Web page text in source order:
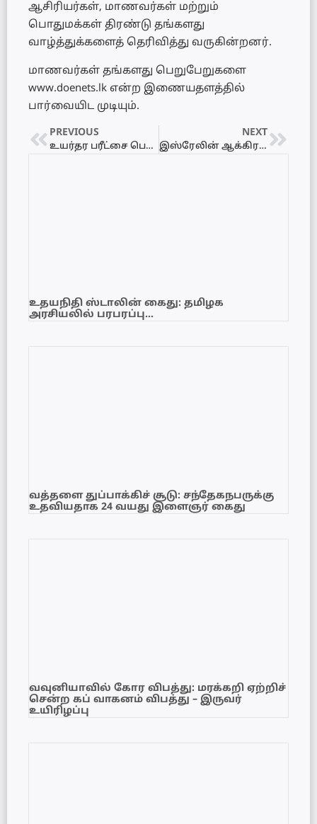
ஆசிரியர்கள், மாணவர்கள் மற்றும்
பொதுமக்கள் திரண்டு தங்களது
வாழ்த்துக்களைத் தெரிவித்து வருகின்றனர்.
மாணவர்கள் தங்களது பெறுபேறுகளை
www.doenets.lk என்ற இணையதளத்தில்
பார்வையிட முடியும்.
PREVIOUS
உயர்தர பரீட்சை பெறுபேறுகள் வெளியாகியுள்ளன – கல்வித் திணைக்களம்
NEXT
இஸ்ரேலின் ஆக்கிரமிப்பு முற்றிலும் சட்டவிரோதமானது! – கனடியப் பிரதமர் மார்க் கார்னி கடும் கண்டனம்!
உதயநிதி ஸ்டாலின் கைது: தமிழக
அரசியலில் பரபரப்பு…
வத்தளை துப்பாக்கிச் சூடு: சந்தேகநபருக்கு
உதவியதாக 24 வயது இளைஞர் கைது
வவுனியாவில் கோர விபத்து: மரக்கறி ஏற்றிச்
சென்ற கப் வாகனம் விபத்து – இருவர்
உயிரிழப்பு